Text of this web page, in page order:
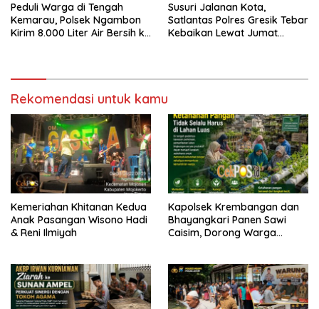
Peduli Warga di Tengah
Kemarau, Polsek Ngambon
Kirim 8.000 Liter Air Bersih ke
Susuri Jalanan Kota,
Satlantas Polres Gresik Tebar
Kebaikan Lewat Jumat
Rekomendasi untuk kamu
Kemeriahan Khitanan Kedua
Anak Pasangan Wisono Hadi
& Reni Ilmiyah
Kapolsek Krembangan dan
Bhayangkari Panen Sawi
Caisim, Dorong Warga